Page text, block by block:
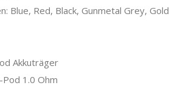
Blue, Red, Black, Gunmetal Grey, Gold
Akkuträger
Pod 1.0 Ohm